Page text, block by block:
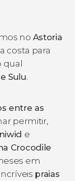
no Astoria
costa para
qual
Sulu.
entre as
permitir,
e
Crocodile
em
praias